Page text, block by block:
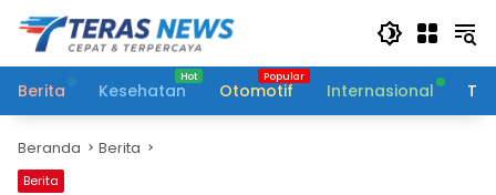
Langsung
konten
Berita
Kesehatan Otomotif Internasional
Beranda Berita
Berita